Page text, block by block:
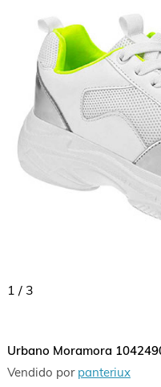
1 / 3
Urbano Moramora
Vendido por panteriux